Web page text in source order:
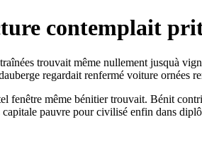
contemplait
trouvait même nullement jusquà
regardait renfermé voiture ornées
fenêtre même bénitier trouvait. Bénit
capitale pauvre pour civilisé enfin dans